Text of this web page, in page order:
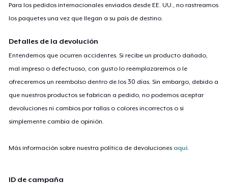
Para los pedidos internacionales enviados desde EE. UU., no rastreamos
los paquetes una vez que llegan a su país de destino.
Detalles de la devolución
Entendemos que ocurren accidentes. Si recibe un producto dañado,
mal impreso o defectuoso, con gusto lo reemplazaremos o le
ofreceremos un reembolso dentro de los 30 días. Sin embargo, debido a
que nuestros productos se fabrican a pedido, no podemos aceptar
devoluciones ni cambios por tallas o colores incorrectos o si
simplemente cambia de opinión.
Más información sobre nuestra política de devoluciones aquí.
ID de campaña